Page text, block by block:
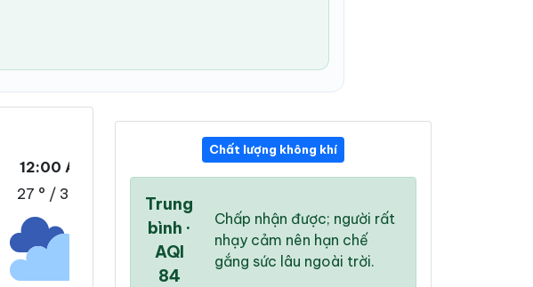
12:00 AM
27 ° / 34 °
01:00 AM
27 °
02:00 AM
Chất lượng không khí
Trung
bình ·
AQI
84
Chấp nhận được; người rất
nhạy cảm nên hạn chế
gắng sức lâu ngoài trời.